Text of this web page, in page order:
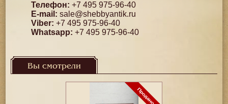
Телефон: +7 495 975-96-40
E-mail: sale@shebbyantik.ru
Viber: +7 495 975-96-40
Whatsapp: +7 495 975-96-40
Вы смотрели